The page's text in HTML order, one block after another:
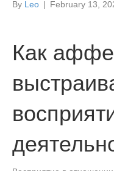
By Leo | February 13,
Как